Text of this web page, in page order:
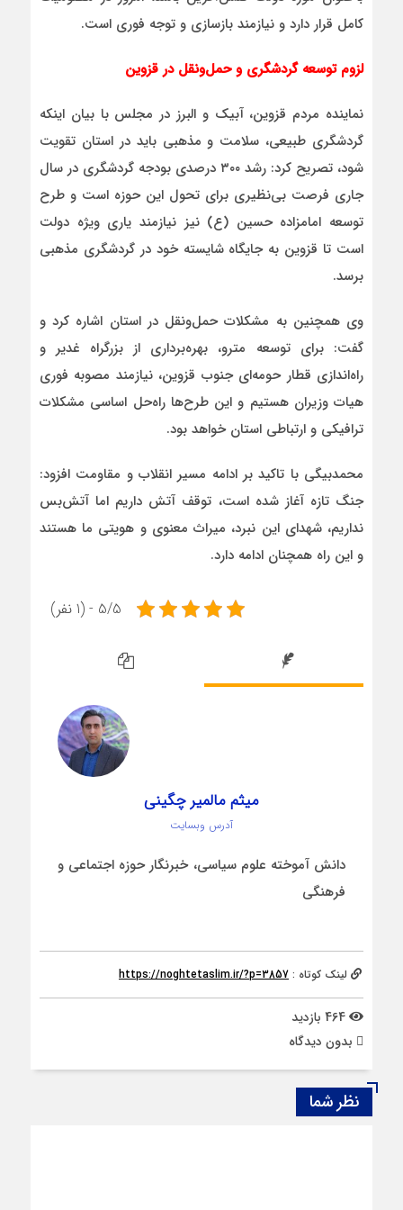
کامل قرار دارد و نیازمند بازسازی و توجه فوری است.
لزوم توسعه گردشگری و حمل‌ونقل در قزوین
نماینده مردم قزوین، آبیک و البرز در مجلس با بیان اینکه
گردشگری طبیعی، سلامت و مذهبی باید در استان تقویت
شود، تصریح کرد: رشد ۳۰۰ درصدی بودجه گردشگری در سال
جاری فرصت بی‌نظیری برای تحول این حوزه است و طرح
توسعه امامزاده حسین (ع) نیز نیازمند یاری ویژه دولت
است تا قزوین به جایگاه شایسته خود در گردشگری مذهبی
برسد.
وی همچنین به مشکلات حمل‌ونقل در استان اشاره کرد و
گفت: برای توسعه مترو، بهره‌برداری از بزرگراه غدیر و
راه‌اندازی قطار حومه‌ای جنوب قزوین، نیازمند مصوبه فوری
هیات وزیران هستیم و این طرح‌ها راه‌حل اساسی مشکلات
ترافیکی و ارتباطی استان خواهد بود.
محمدبیگی با تاکید بر ادامه مسیر انقلاب و مقاومت افزود:
جنگ تازه آغاز شده است، توقف آتش داریم اما آتش‌بس
نداریم، شهدای این نبرد، میراث معنوی و هویتی ما هستند
و این راه همچنان ادامه دارد.
5/5 - (1 نفر)
میثم مالمیر چگینی
آدرس وبسایت
دانش آموخته علوم سیاسی، خبرنگار حوزه اجتماعی و
فرهنگی
لینک کوتاه : https://noghtetaslim.ir/?p=3857
بدون دیدگاه
نظر شما